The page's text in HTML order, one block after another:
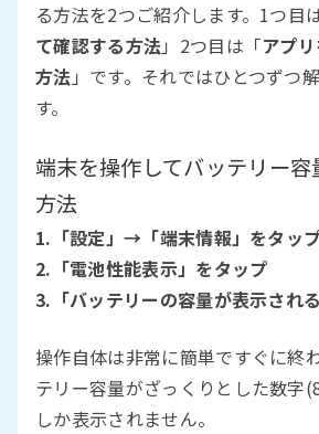
る方法を2つご紹介します。1つ目
て確認する方法」2つ目は「アプ
方法 」です。それではひとつずつ
す。
端末を操作してバッテリー容
方法
1.「設定」→「端末情報」をタッ
2.「電池性能表示」をタップ
3.「バッテリーの容量が表示される
操作自体は非常に簡単ですぐに終
テリー容量がざっくりとした数字
しか表示されません。